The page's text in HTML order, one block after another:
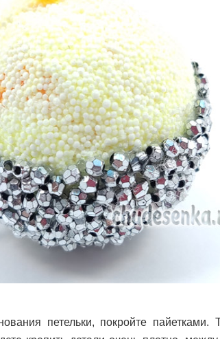
петельки, покройте пайетками.